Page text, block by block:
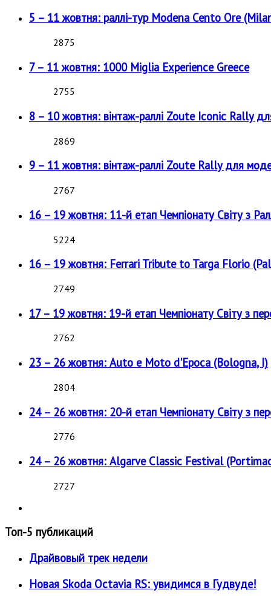
5 – 11 жовтня: раллі-тур Modena Cento Ore
2875
7 – 11 жовтня: 1000 Miglia Experience Greece
2755
8 – 10 жовтня: вінтаж-раллі Zoute Iconic Rally
2869
9 – 11 жовтня: вінтаж-раллі Zoute Rally для
2767
16 – 19 жовтня: 11-й етап Чемпіонату Світу з
5224
16 – 19 жовтня: Ferrari Tribute to Targa Florio
2749
17 – 19 жовтня: 19-й етап Чемпіонату Світу з
2762
23 – 26 жовтня: Auto e Moto d'Epoca (Bologna, I)
2804
24 – 26 жовтня: 20-й етап Чемпіонату Світу з
2776
24 – 26 жовтня: Algarve Classic Festival
2727
Топ-5 публикаций
Драйвовый трек недели
Новая Skoda Octavia RS: увидимся в Гудвуде!